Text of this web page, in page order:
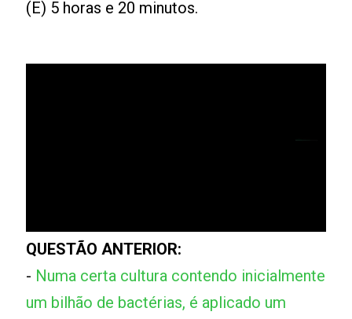
(E) 5 horas e 20 minutos.
QUESTÃO ANTERIOR:
- Numa certa cultura contendo inicialmente
um bilhão de bactérias, é aplicado um